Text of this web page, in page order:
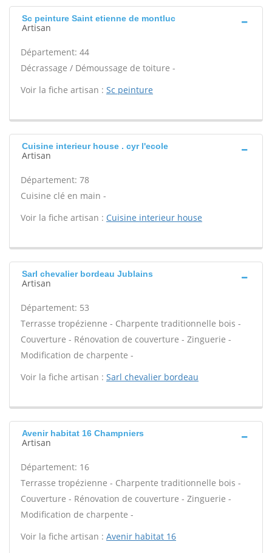
Sc peinture Saint etienne de montluc
Artisan
Département: 44
Décrassage / Démoussage de toiture -
Voir la fiche artisan : Sc peinture
Cuisine interieur house . cyr l'ecole
Artisan
Département: 78
Cuisine clé en main -
Voir la fiche artisan : Cuisine interieur house
Sarl chevalier bordeau Jublains
Artisan
Département: 53
Terrasse tropézienne - Charpente traditionnelle bois -
Couverture - Rénovation de couverture - Zinguerie -
Modification de charpente -
Voir la fiche artisan : Sarl chevalier bordeau
Avenir habitat 16 Champniers
Artisan
Département: 16
Terrasse tropézienne - Charpente traditionnelle bois -
Couverture - Rénovation de couverture - Zinguerie -
Modification de charpente -
Voir la fiche artisan : Avenir habitat 16